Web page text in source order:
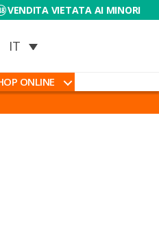
VENDITA VIETATA AI MINORI
ONLINE